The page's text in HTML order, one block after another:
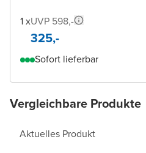
1 xUVP 598,-
325,-
Sofort lieferbar
Vergleichbare Produkte
Aktuelles Produkt